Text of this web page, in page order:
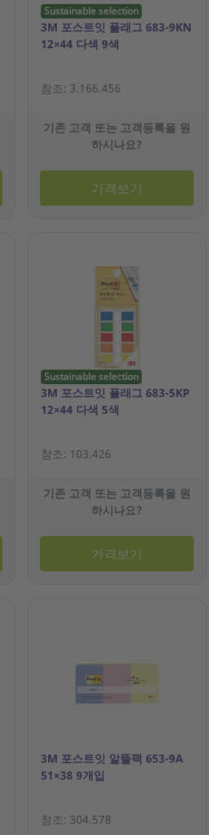
Sustainable selection
3M 포스트잇 플래그 683-9KN
12×44 다색 9색
참조: 3.166.456
기존 고객 또는 고객등록을 원
하시나요?
가격보기
Sustainable selection
3M 포스트잇 플래그 683-5KP
12×44 다색 5색
참조: 103.426
기존 고객 또는 고객등록을 원
하시나요?
가격보기
3M 포스트잇 알뜰팩 653-9A
51×38 9개입
참조: 304.578